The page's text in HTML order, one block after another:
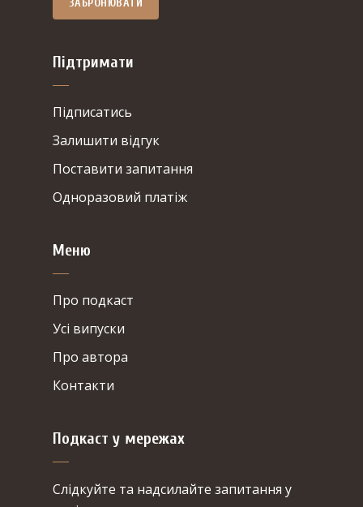
Підтримати
Підписатись
Залишити відгук
Поставити запитання
Одноразовий платіж
Меню
Про подкаст
Усі випуски
Про автора
Контакти
Подкаст у мережах
Cлідкуйте та надсилайте запитання у